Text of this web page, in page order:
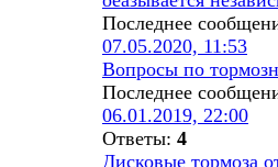
Последнее
07.05.2020, 11:53
Вопросы по
Последнее
06.01.2019, 22:00
Ответы: 4
Дисковые тормоза